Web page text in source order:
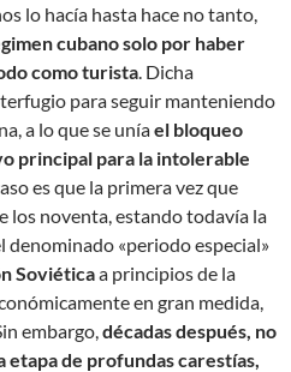
lo hacía hasta hace no tanto,
cubano solo por haber
como turista . Dicha
para seguir manteniendo
a lo que se uníael bloqueo
principal para la intolerable
es que la primera vez que
los noventa, estando todavía la
denominado «periodo especial»
Soviéticaa principios de la
en gran medida,
embargo, décadas después, no
etapa de profundas carestías,